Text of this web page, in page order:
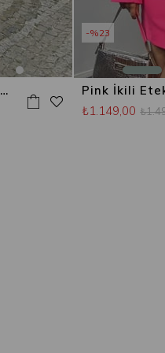
Style İkili Blazer Ceket Takım Siyah
Pink İkili
₺1.149,00
%23